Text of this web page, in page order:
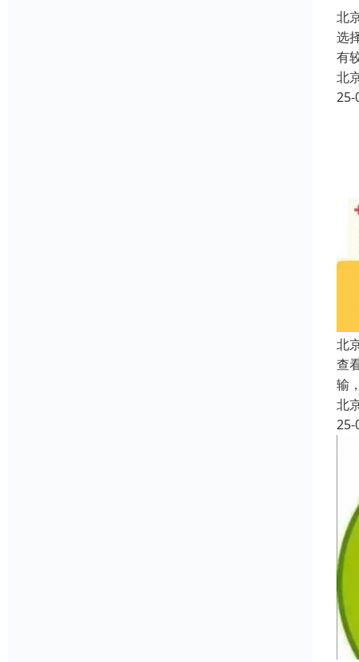
北
选
有
北
25-
北
查
输
北
25-